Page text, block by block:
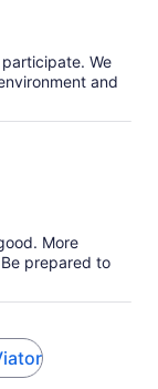
We
and
More
prepared to